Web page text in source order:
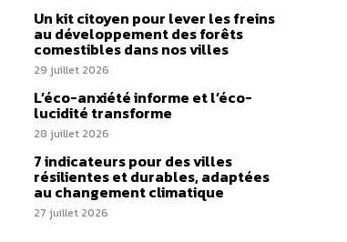
Un kit citoyen pour lever les freins
au développement des forêts
comestibles dans nos villes
29 juillet 2026
L’éco-anxiété informe et l’éco-
lucidité transforme
28 juillet 2026
7 indicateurs pour des villes
résilientes et durables, adaptées
au changement climatique
27 juillet 2026